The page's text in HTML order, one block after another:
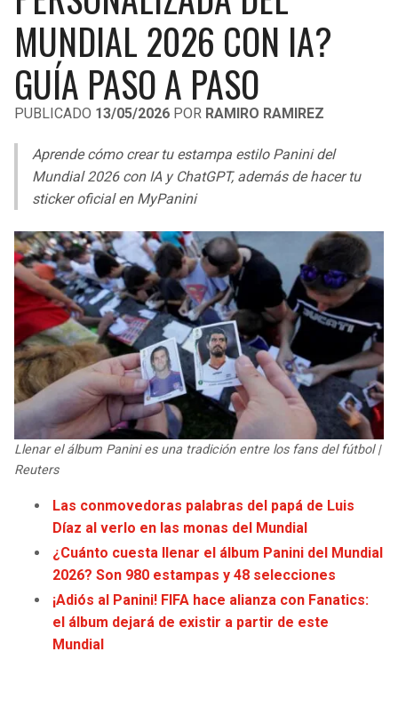
LIGA DE EXPANSIÓN MX
LEAGUES CUP
UEFA EUROPA LEAGUE
UEFA CONFERENCE LEAGUE
MLS
COPA SUDAMERICANA
LIGA BETPLAY
OTRAS LIGAS
RAIDERS
CHARGERS
BENGALS
BROWNS
STEELERS
TEXANS
COLTS
JAGUARS
COWBOYS
GIANTS
EAGLES
COMMANDERS
CAVALIERS
PISTONS
BUCKS
HAWKS
HORNETS
HEAT
MAGIC
WIZARDS
CLIPPERS
LAKERS
SUNS
KINGS
MUNDIAL 2026 CON IA?
GUÍA PASO A PASO
PUBLICADO 13/05/2026 POR RAMIRO RAMIREZ
Aprende cómo crear tu estampa estilo Panini del
Mundial 2026 con IA y ChatGPT, además de hacer tu
sticker oficial en MyPanini
Llenar el álbum Panini es una tradición entre los fans del fútbol |
Reuters
Las conmovedoras palabras del papá de Luis
Díaz al verlo en las monas del Mundial
¿Cuánto cuesta llenar el álbum Panini del Mundial
2026? Son 980 estampas y 48 selecciones
¡Adiós al Panini! FIFA hace alianza con Fanatics:
el álbum dejará de existir a partir de este
Mundial